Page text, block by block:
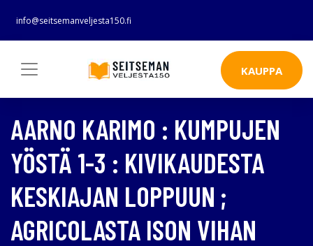
info@seitsemanveljesta150.fi
KAUPPA
AARNO KARIMO : KUMPUJEN
YÖSTÄ 1-3 : KIVIKAUDESTA
KESKIAJAN LOPPUUN ;
AGRICOLASTA ISON VIHAN